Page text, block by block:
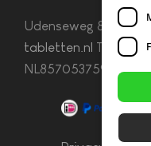
Udenseweg 8B 5405
tabletten.nl Tel. 085
NL857053759B01